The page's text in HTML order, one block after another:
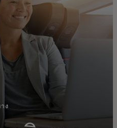
รรม
ม
ง